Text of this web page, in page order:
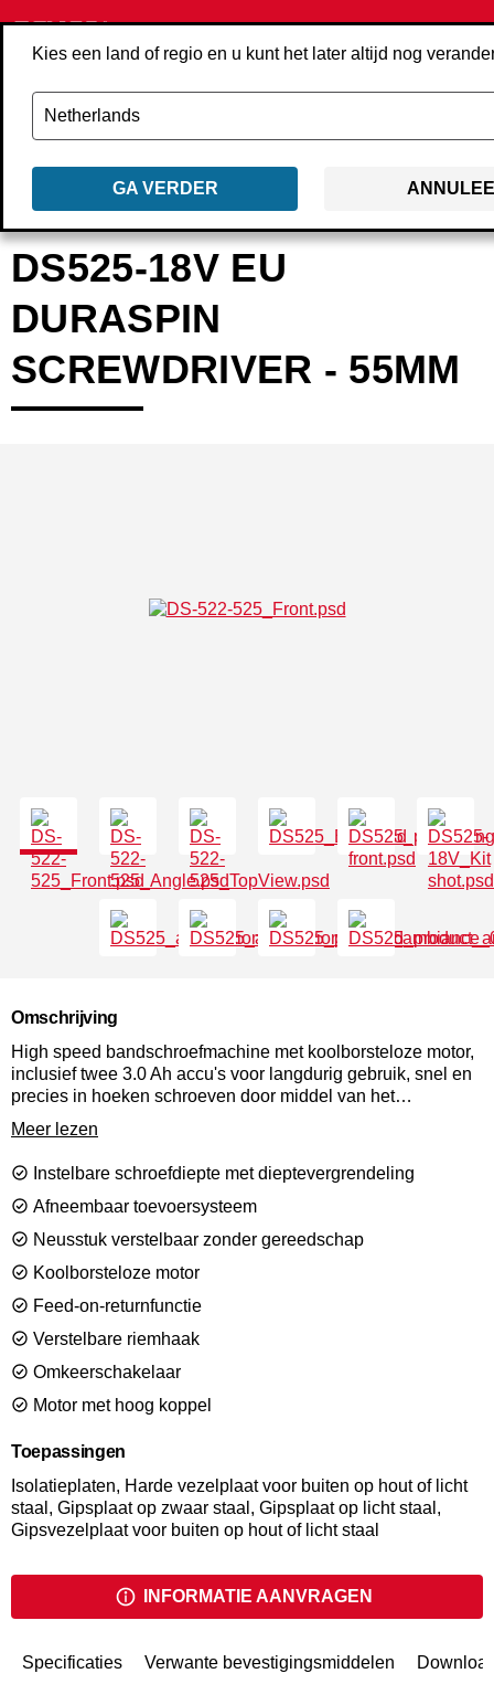
Kies een land of regio en u kunt het later altijd nog
GA VERDER
Producten Machines Schroeven­draaiers & schroef­machines
DS525-18V EU
DURASPIN
SCREWDRIVER - 55MM
Omschrijving
High speed bandschroefmachine met koolborsteloze motor,
inclusief twee 3.0 Ah accu's voor langdurig gebruik, snel en
precies in hoeken schroeven door middel van het
gepatenteerde Senco "corner-fit'systeem. De DS525-18V is
voorzien van een soepel doorvoersysteem waardoor de
volgende schroef klaar staat voor het bit voor een beter
gezichtsveld en nauwkeurig schroeven.
Meer lezen
Instelbare schroefdiepte met dieptevergrendeling
Afneembaar toevoersysteem
Neusstuk verstelbaar zonder gereedschap
Koolborsteloze motor
Feed-on-returnfunctie
Verstelbare riemhaak
Omkeerschakelaar
Motor met hoog koppel
Toepassingen
Isolatieplaten, Harde vezelplaat voor buiten op hout of licht
staal, Gipsplaat op zwaar staal, Gipsplaat op licht staal,
Gipsvezelplaat voor buiten op hout of licht staal
INFORMATIE AANVRAGEN
Specificaties Verwante bevestigingsmiddelen